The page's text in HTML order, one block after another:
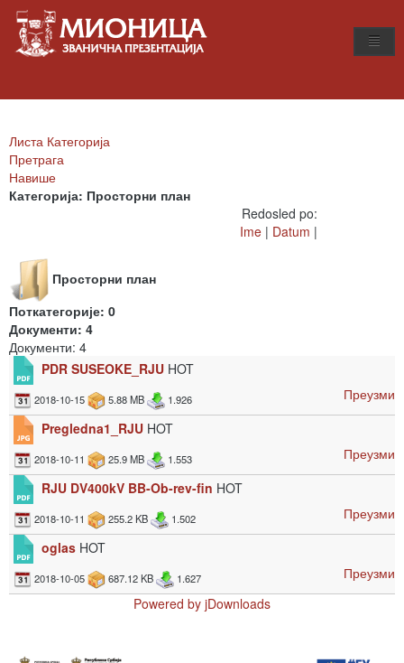
Листа Категорија
Претрага
Навише
Категорија: Просторни план
Redosled po:
Ime | Datum |
Просторни план
Поткатегорије: 0
Документи: 4
Документи: 4
PDR SUSEOKE_RJU HOT
2018-10-15 5.88 MB 1.926
Преузми
Pregledna1_RJU HOT
2018-10-11 25.9 MB 1.553
Преузми
RJU DV400kV BB-Ob-rev-fin HOT
2018-10-11 255.2 KB 1.502
Преузми
oglas HOT
2018-10-05 687.12 KB 1.627
Преузми
Powered by jDownloads